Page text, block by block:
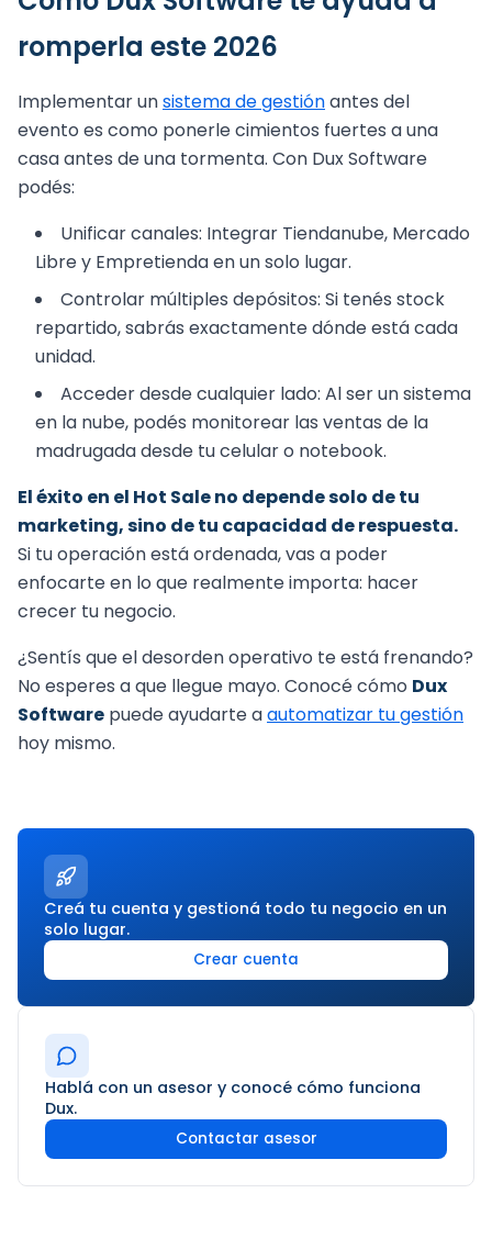
romperla este 2026
Implementar unsistema de gestiónantes del
evento es como ponerle cimientos fuertes a una
casa antes de una tormenta. Con Dux Software
podés:
Unificar canales: Integrar Tiendanube, Mercado
Libre y Empretienda en un solo lugar.
Controlar múltiples depósitos: Si tenés stock
repartido, sabrás exactamente dónde está cada
unidad.
Acceder desde cualquier lado: Al ser un sistema
en la nube, podés monitorear las ventas de la
madrugada desde tu celular o notebook.
El éxito en el Hot Sale no depende solo de tu
marketing, sino de tu capacidad de respuesta.
Si tu operación está ordenada, vas a poder
enfocarte en lo que realmente importa: hacer
crecer tu negocio.
¿Sentís que el desorden operativo te está frenando?
No esperes a que llegue mayo. Conocé cómo Dux
Software puede ayudarte aautomatizar tu gestión
hoy mismo.
Creá tu cuenta y gestioná todo tu negocio en un
solo lugar.
Crear cuenta
Hablá con un asesor y conocé cómo funciona
Dux.
Contactar asesor